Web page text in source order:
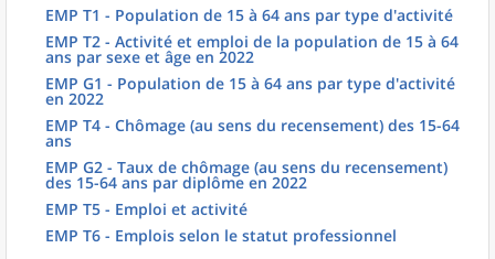
EMP T1 - Population de 15 à 64 ans par type d'activité
EMP T2 - Activité et emploi de la population de 15 à 64
ans par sexe et âge en 2022
EMP G1 - Population de 15 à 64 ans par type d'activité
en 2022
EMP T4 - Chômage (au sens du recensement) des 15-64
ans
EMP G2 - Taux de chômage (au sens du recensement)
des 15-64 ans par diplôme en 2022
EMP T5 - Emploi et activité
EMP T6 - Emplois selon le statut professionnel